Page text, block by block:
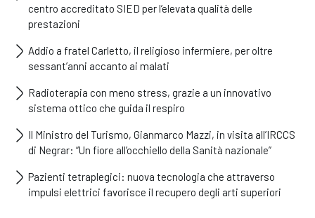
centro accreditato SIED per l’elevata qualità delle
prestazioni
Addio a fratel Carletto, il religioso infermiere, per oltre
sessant’anni accanto ai malati
Radioterapia con meno stress, grazie a un innovativo
sistema ottico che guida il respiro
Il Ministro del Turismo, Gianmarco Mazzi, in visita all’IRCCS
di Negrar: “Un fiore all’occhiello della Sanità nazionale”
Pazienti tetraplegici: nuova tecnologia che attraverso
impulsi elettrici favorisce il recupero degli arti superiori